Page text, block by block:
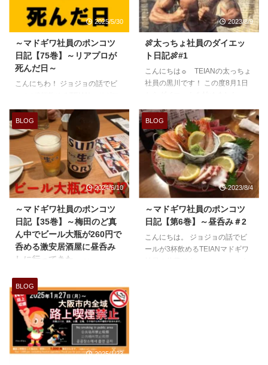
2025/5/30
～マドギワ社員のポンコツ
日記【75巻】～リアプロが
死んだ日～
こんにちわ！ ジョジョの話でビ
社員の佐藤Aです。
今日は不
動産屋さんが今全員思っている事
を書きたいと思います。
「リアプロ
が死んだ」です。
リアプロと
は何か？ リアプロとは、賃貸物
件の管理会社が募集中の物件を掲
載する。 その物件をあらゆる条
件で絞って我々のような仲介業者
が検索して、お客様に資料の提示
をして商談を進めていく。 分か
だのか？ システムの改 ...
2023/8/9
🍖太っちょ社員のダイエッ
ト日記🍖#1
こんにちは☼ TEIANの太っちょ
社員の黒川です！ この度8月1日
いていこうと思います。 8月に入
ってからは葉っぱばかり食べてま
す～🥬🥬 毎日こんな感じで
す、、（お腹空いたなぁ～😢）
こんな僕にも痩せている時期もあ
りました！ 今ではご近所のおじ
いちゃん・おばあちゃんに兄弟だ
と間違われるくらい太ってしまい
もう別人です。 着れる服も無く
困った、、、 という事で今年中
に痩せて、鍛えてムキムキになる
ぞーー！ ...
BLOG
2024/6/10
～マドギワ社員のポンコツ
日記【35巻】～梅田のど真
ん中でビール大瓶が260円で
呑める激安居酒屋に昼呑み
しに行ってきた。～
るTEIANマドギワ社員の佐藤Aで
す。 20年前はわたくしの庭だっ
た梅田の東通りにきております。
何しにきているか！？ それは昼
呑みに決まっております。 先日
れいランランという食べ呑み系ユ
BLOG
2023/8/4
～マドギワ社員のポンコツ
日記【第6巻】～昼呑み＃2
こんにちは。 ジョジョの話でビ
ールが3杯飲めるTEIANマドギワ
BLOG
2025/1/23